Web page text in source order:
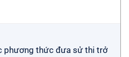
phương thức đưa sử thi trở